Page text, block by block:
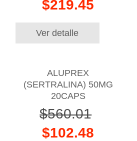
$219.45
Ver detalle
ALUPREX
(SERTRALINA) 50MG
20CAPS
$560.01
$102.48